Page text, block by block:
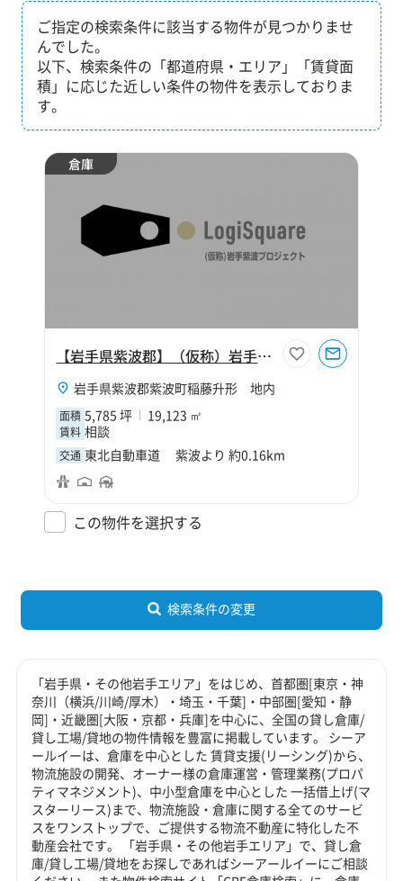
ご指定の検索条件に該当する物件が見つかりませ
んでした。
以下、検索条件の「都道府県・エリア」「賃貸面
積」に応じた近しい条件の物件を表示しておりま
す。
倉庫
【岩手県紫波郡】（仮称）岩手紫波プロジェクト
岩手県紫波郡紫波町稲藤升形 地内
面積 5,785 坪 19,123 ㎡
賃料 相談
交通 東北自動車道 紫波より 約0.16km
この物件を選択する
検索条件の変更
「岩手県・その他岩手エリア」をはじめ、首都圏[東京・神
奈川（横浜/川崎/厚木）・埼玉・千葉]・中部圏[愛知・静
岡]・近畿圏[大阪・京都・兵庫]を中心に、全国の貸し倉庫/
貸し工場/貸地の物件情報を豊富に掲載しています。 シーア
ールイーは、倉庫を中心とした 賃貸支援(リーシング)から、
物流施設の開発、オーナー様の倉庫運営・管理業務(プロパ
ティマネジメント)、中小型倉庫を中心とした 一括借上げ(マ
スターリース)まで、物流施設・倉庫に関する全てのサービ
スをワンストップで、ご提供する物流不動産に特化した不
動産会社です。 「岩手県・その他岩手エリア」で、貸し倉
庫/貸し工場/貸地をお探しであればシーアールイーにご相談